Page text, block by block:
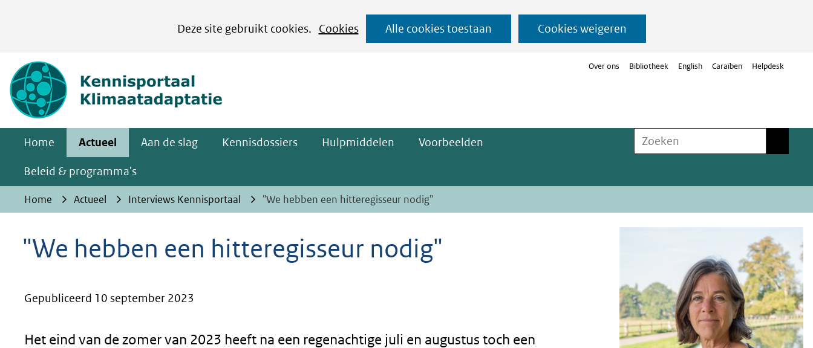
Deze site gebruikt cookies.
Cookies
kan
het
gebruik
van
cookies
deze
website
toegestaan
Alle cookies toestaan Cookies weigeren
Ga
naar
Over ons Bibliotheek English Caraïben Helpdesk
Home Actueel Aan de slag Kennisdossiers Hulpmiddelen Voorbeelden
Beleid & programma's
Zoeken
Home Actueel Interviews Kennisportaal "We hebben een hitteregisseur nodig"
"We hebben een hitteregisseur nodig"
Gepubliceerd 10 september 2023
Het eind van de zomer van 2023 heeft na een regenachtige juli en augustus toch een